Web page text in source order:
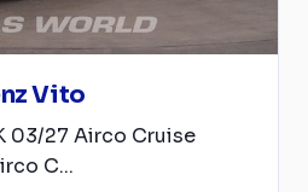
Vito
03/27 Airco Cruise
C...